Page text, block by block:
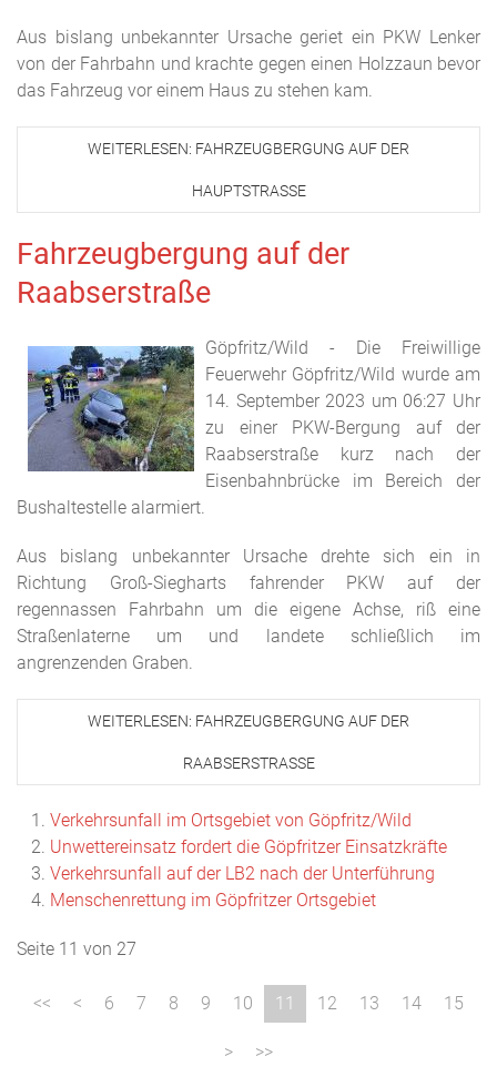
Aus bislang unbekannter Ursache geriet ein PKW Lenker
von der Fahrbahn und krachte gegen einen Holzzaun bevor
das Fahrzeug vor einem Haus zu stehen kam.
WEITERLESEN: FAHRZEUGBERGUNG AUF DER
HAUPTSTRASSE
Fahrzeugbergung auf der
Raabserstraße
Göpfritz/Wild - Die Freiwillige
Feuerwehr Göpfritz/Wild wurde am
14. September 2023 um 06:27 Uhr
zu einer PKW-Bergung auf der
Raabserstraße kurz nach der
Eisenbahnbrücke im Bereich der
Bushaltestelle alarmiert.
Aus bislang unbekannter Ursache drehte sich ein in
Richtung Groß-Siegharts fahrender PKW auf der
regennassen Fahrbahn um die eigene Achse, riß eine
Straßenlaterne um und landete schließlich im
angrenzenden Graben.
WEITERLESEN: FAHRZEUGBERGUNG AUF DER
RAABSERSTRASSE
Verkehrsunfall im Ortsgebiet von Göpfritz/Wild
Unwettereinsatz fordert die Göpfritzer Einsatzkräfte
Verkehrsunfall auf der LB2 nach der Unterführung
Menschenrettung im Göpfritzer Ortsgebiet
Seite 11 von 27
6 7 8 9 10 11 12 13 14 15